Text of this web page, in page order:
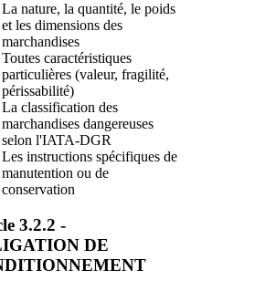
La nature, la quantité, le poids
et les dimensions des
marchandises
Toutes caractéristiques
particulières (valeur, fragilité,
périssabilité)
La classification des
marchandises dangereuses
selon l'IATA-DGR
Les instructions spécifiques de
manutention ou de
conservation
3.2.2 -
DE